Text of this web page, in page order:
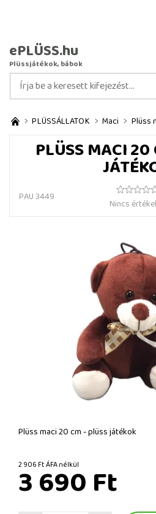
ePLÜSS.hu
Plüssjátékok, bábok
PLÜSSÁLLATOK Maci Plüss
PLÜSS MACI 20
PAU 3449
Nincs
Plüss maci 20 cm - plüss játékok
2 906 Ft ÁFA nélkül
3 690 Ft